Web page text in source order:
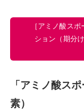
［アミノ酸ス
ション（期分
「アミノ酸ス
素）